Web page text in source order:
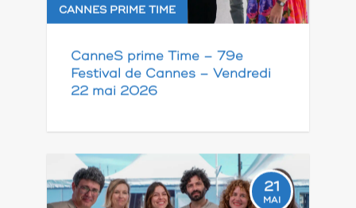
CANNES PRIME TIME
CanneS prime Time – 79e
Festival de Cannes – Vendredi
22 mai 2026
21
MAI